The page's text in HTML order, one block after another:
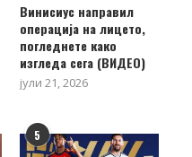
Винисиус направил
операција на лицето,
погледнете како
изгледа сега (ВИДЕО)
јули 21, 2026
5